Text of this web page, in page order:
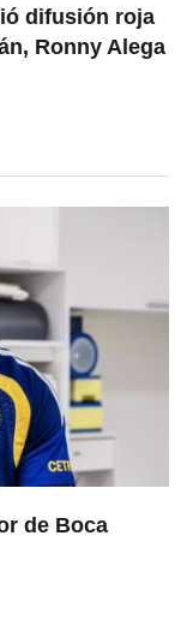
difusión roja
Ronny Alega
de Boca